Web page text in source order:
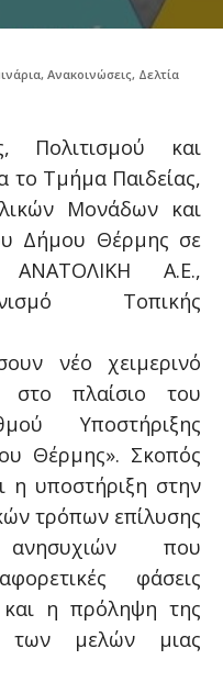
, Ανακοινώσεις, Δελτία
Πολιτισμού και
το Τμήμα Παιδείας,
Μονάδων και
Δήμου Θέρμης σε
Α.Ε.,
Τοπικής
νέο χειμερινό
πλαίσιο του
Υποστήριξης
Θέρμης». Σκοπός
η υποστήριξη στην
τρόπων επίλυσης
που
φάσεις
η πρόληψη της
των μελών μιας